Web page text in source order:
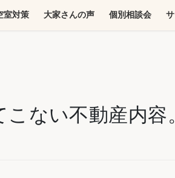
室対策 大家さんの声 個別相談会
こない不動産内容